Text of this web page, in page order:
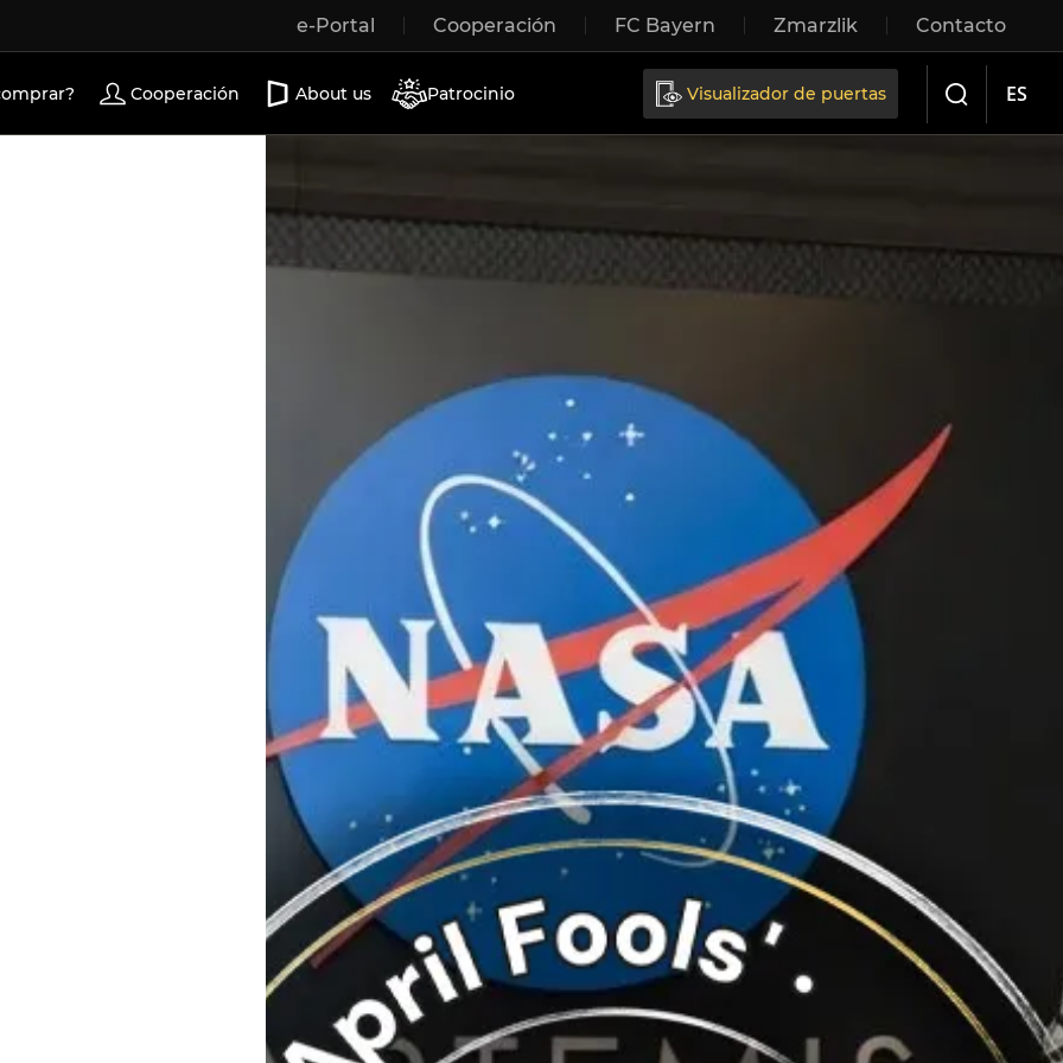
e-Portal Cooperación FC Bayern Zmarzlik Contacto
Exterior doors Terrace doors Sliding doors
Cooperación About us Patrocinio Visualizador de puertas ES